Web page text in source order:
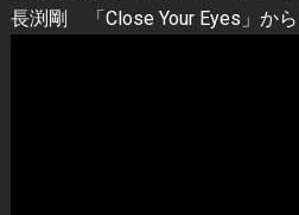
長渕剛 「Close Your Eyes」から